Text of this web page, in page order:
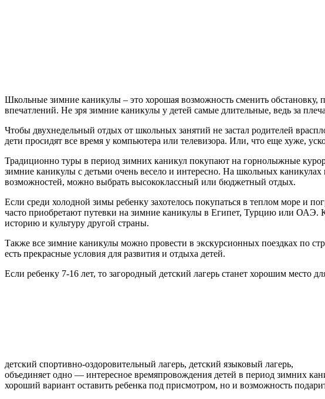
Школьные зимние каникулы – это хорошая возможность сменить
впечатлений. Не зря зимние каникулы у детей самые длительные, ведь за
Чтобы двухнедельный отдых от школьных занятий не застал родителей
дети просидят все время у компьютера или телевизора. Или, что еще хуже,
Традиционно туры в период зимних каникул покупают на горнолыжные
зимние каникулы с детьми очень весело и интересно. На школьных
возможностей, можно выбрать высококлассный или бюджетный отдых.
Если среди холодной зимы ребенку захотелось покупаться в теплом море и
часто приобретают путевки на зимние каникулы в Египет, Турцию или ОАЭ.
историю и культуру другой страны.
Также все зимние каникулы можно провести в экскурсионных поездках по
есть прекрасные условия для развития и отдыха детей.
Если ребенку 7-16 лет, то загородный детский лагерь станет хорошим место
детский спортивно-оздоровительный лагерь, детский языковый лагерь,
объединяет одно — интересное времяпровождения детей в период зимних
хороший вариант оставить ребенка под присмотром, но и возможность